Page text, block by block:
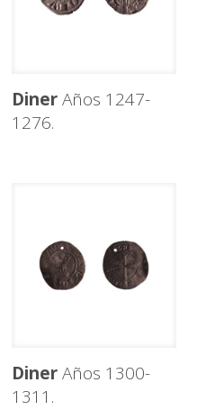
DinerAños 1247-
1276.
DinerAños 1300-
1311.